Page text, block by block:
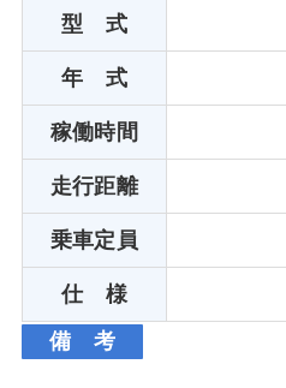
型 式
年 式
稼働時間
走行距離
乗車定員
仕 様
備 考